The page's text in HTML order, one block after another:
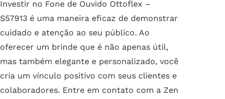
Investir no Fone de Ouvido Ottoflex –
S57913 é uma maneira eficaz de demonstrar
cuidado e atenção ao seu público. Ao
oferecer um brinde que é não apenas útil,
mas também elegante e personalizado, você
cria um vínculo positivo com seus clientes e
colaboradores. Entre em contato com a Zen